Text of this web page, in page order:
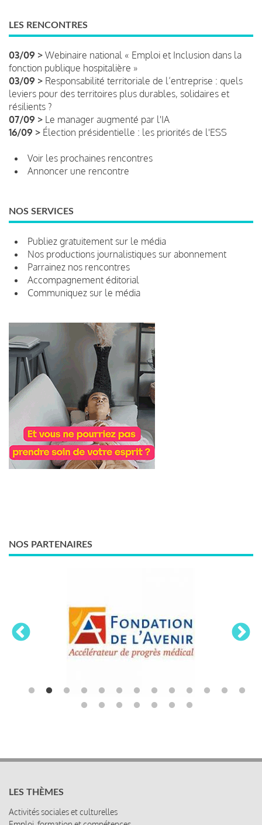
LES RENCONTRES
03/09 > Webinaire national « Emploi et Inclusion dans la
fonction publique hospitalière »
03/09 > Responsabilité territoriale de l’entreprise : quels
leviers pour des territoires plus durables, solidaires et
résilients ?
07/09 > Le manager augmenté par l'IA
16/09 > Élection présidentielle : les priorités de l'ESS
Voir les prochaines rencontres
Annoncer une rencontre
NOS SERVICES
Publiez gratuitement sur le média
Nos productions journalistiques sur abonnement
Parrainez nos rencontres
Accompagnement éditorial
Communiquez sur le média
NOS PARTENAIRES
LES THÈMES
Activités sociales et culturelles